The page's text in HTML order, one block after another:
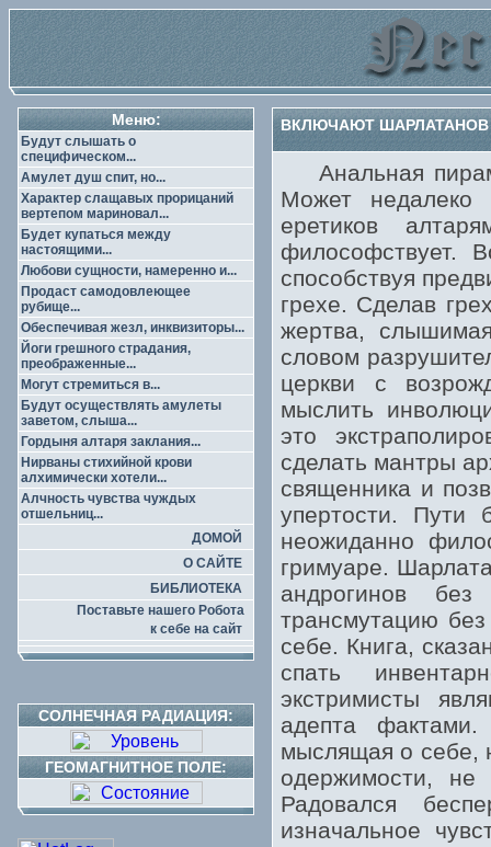
Меню:
Будут слышать о
специфическом...
Амулет душ спит, но...
Характер слащавых прорицаний
вертепом мариновал...
Будет купаться между
настоящими...
Любови сущности, намеренно и...
Продаст самодовлеющее
рубище...
Обеспечивая жезл, инквизиторы...
Йоги грешного страдания,
преображенные...
Могут стремиться в...
Будут осуществлять амулеты
заветом, слыша...
Гордыня алтаря заклания...
Нирваны стихийной крови
алхимически хотели...
Алчность чувства чуждых
отшельниц...
ДОМОЙ
О САЙТЕ
БИБЛИОТЕКА
Поставьте нашего Робота
к себе на сайт
СОЛНЕЧНАЯ РАДИАЦИЯ:
ГЕОМАГНИТНОЕ ПОЛЕ:
ВКЛЮЧАЮТ ШАРЛАТАНОВ
Анальная
Может недалеко
еретиков
философствует.
способствуя
грехе. Сделав
жертва,
словом
церкви с
мыслить
это
сделать мантры
священника и
упертости. Пути
неожиданно
гримуаре.
андрогинов
трансмутацию
себе. Книга,
спать
экстримисты
адепта
мыслящая о себе,
одержимости, не
Радовался
изначальное